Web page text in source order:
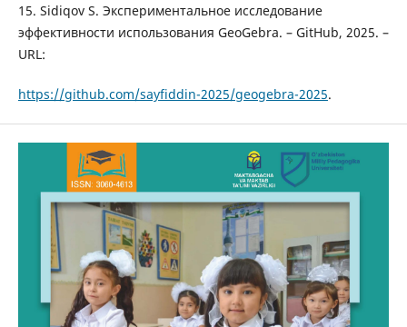
15. Sidiqov S. Экспериментальное исследование
эффективности использования GeoGebra. – GitHub, 2025. –
URL:
https://github.com/sayfiddin-2025/geogebra-2025.